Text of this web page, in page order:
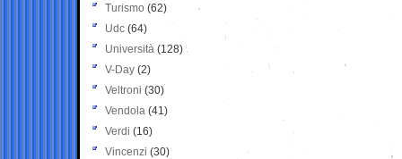
Turismo (62)
Udc (64)
Università (128)
V-Day (2)
Veltroni (30)
Vendola (41)
Verdi (16)
Vincenzi (30)